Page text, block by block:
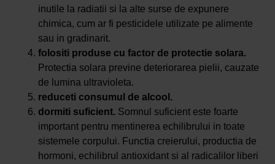
inutile la radiatii si la alte surse de expunere
chimica, cum ar fi pesticidele utilizate pe alimente
sau in gradinarit.
folositi produse cu factor de protectie solara.
Protectia solara previne deteriorarea pielii, cauzate
de lumina ultravioleta.
reduceti consumul de alcool.
dormiti suficient. Somnul suficient este foarte
important pentru mentinerea echilibrului in toate
sistemele corpului. Functia creierului, productia de
hormoni, echilibrul antioxidant si al radicalilor liberi